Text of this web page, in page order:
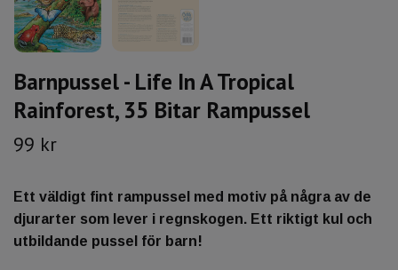
Barnpussel - Life In A Tropical
Rainforest, 35 Bitar Rampussel
99 kr
Ett väldigt fint rampussel med motiv på några av de
djurarter som lever i regnskogen. Ett riktigt kul och
utbildande pussel för barn!